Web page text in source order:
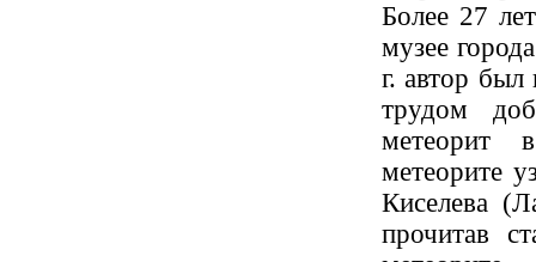
Более 27
музее
г. автор
трудом
метеорит
метеорите
Киселева
прочитав